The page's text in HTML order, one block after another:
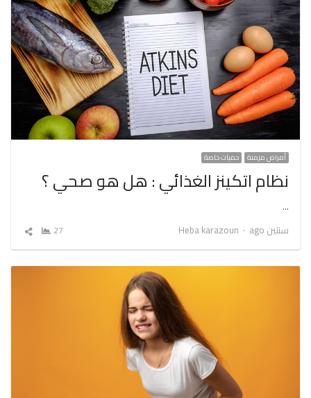
أمراض مزمنة حميات خاصة
نظام اتكينز الغذائي : هل هو صحي ؟
…
سنتين ago
Author
Heba karazoun
27
شارك